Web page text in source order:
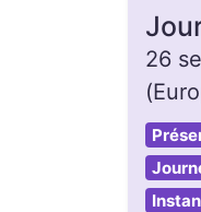
26
(